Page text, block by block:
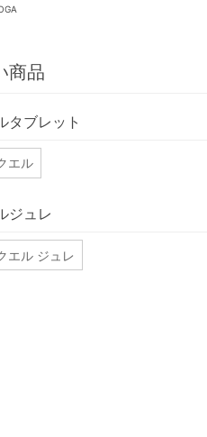
商品
タブレット
エル
ジュレ
エル ジュレ